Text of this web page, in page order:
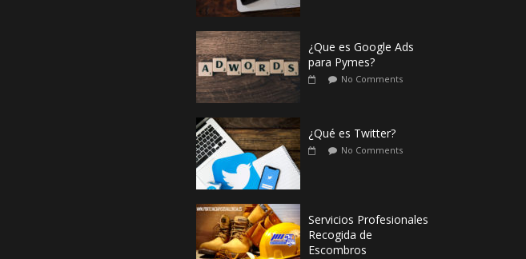
¿Que es Google Ads
para Pymes?
No Comments
¿Qué es Twitter?
No Comments
Servicios Profesionales
Recogida de
Escombros